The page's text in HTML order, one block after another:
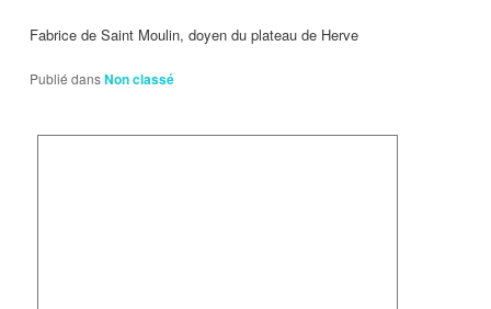
Fabrice de Saint Moulin, doyen du plateau de Herve
Publié dansNon classé